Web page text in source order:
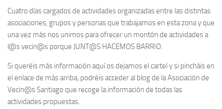
Cuatro días cargados de actividades organizadas entre las distintas
asociaciones, grupos y personas que trabajamos en esta zona y que
una vez más nos unimos para ofrecer un montón de actividades a
l@s vecin@s porque JUNT@S HACEMOS BARRIO.
Si queréis más información aquí os dejamos el cartel y si pincháis en
el enlace de más arriba, podréis acceder al blog de la Asociación de
Vecin@s Santiago que recoge la información de todas las
actividades propuestas.